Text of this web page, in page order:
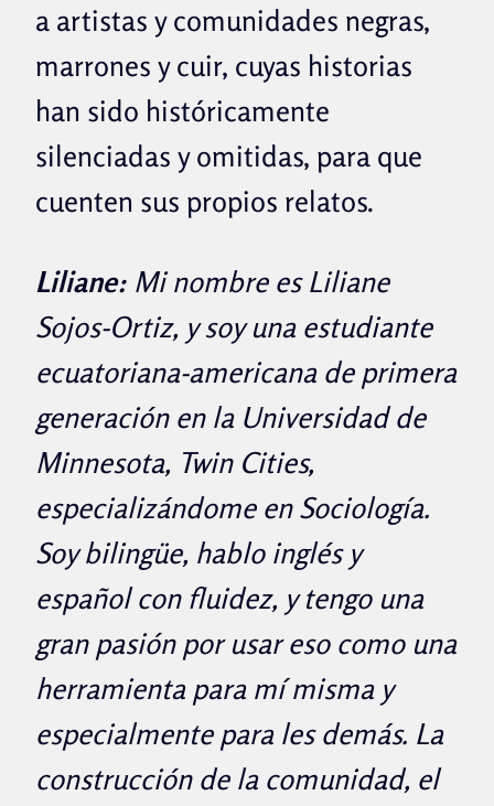
a artistas y comunidades negras,
marrones y cuir, cuyas historias
han sido históricamente
silenciadas y omitidas, para que
cuenten sus propios relatos.
Liliane: Mi nombre es Liliane
Sojos-Ortiz, y soy una estudiante
ecuatoriana-americana de primera
generación en la Universidad de
Minnesota, Twin Cities,
especializándome en Sociología.
Soy bilingüe, hablo inglés y
español con fluidez, y tengo una
gran pasión por usar eso como una
herramienta para mí misma y
especialmente para les demás. La
construcción de la comunidad, el